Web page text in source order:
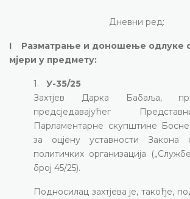
Дневни ред:
I Разматрање и доношење одлуке
мјери у предмету:
1. У-35/25
Захтјев Дарка Бабаља,
предсједавајућег
Парламентарне скупштине
за оцјену уставности Закона
политичких организација
број 45/25).
Подносилац захтјева је, такође,